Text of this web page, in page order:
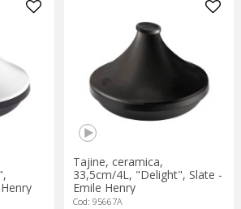
Tajine, ceramica,
33,5cm/4L, "Delight", Slate -
Emile Henry
Cod: 95667A